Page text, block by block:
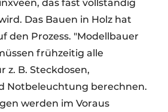
das fast vollständig
Das Bauen in Holz hat
den Prozess. "Modellbauer
frühzeitig alle
z. B. Steckdosen,
Notbeleuchtung berechnen.
werden im Voraus